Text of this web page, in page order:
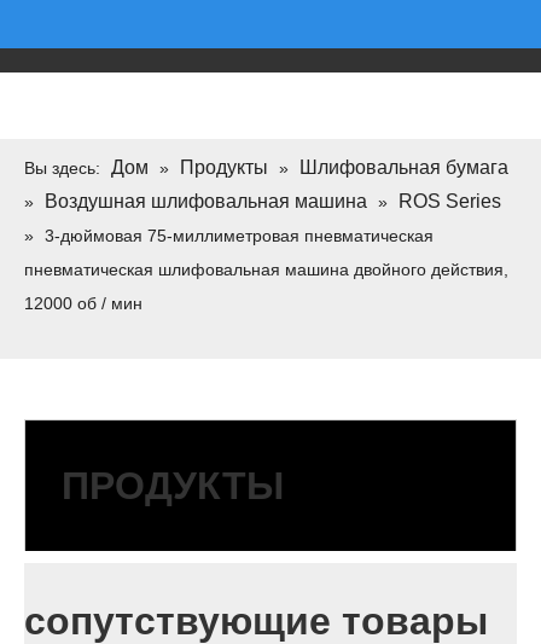
Вы здесь: Дом » Продукты » Шлифовальная бумага
» Воздушная шлифовальная машина » ROS Series
» 3-дюймовая 75-миллиметровая пневматическая
пневматическая шлифовальная машина двойного действия,
12000 об / мин
ПРОДУКТЫ
сопутствующие товары